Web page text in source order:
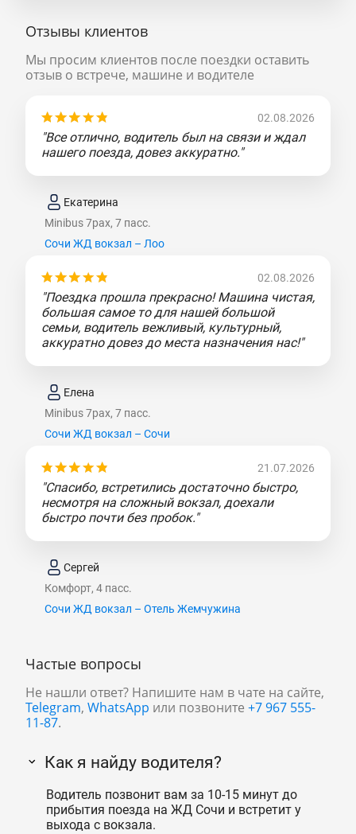
Отзывы клиентов
Мы просим клиентов после поездки оставить
отзыв о встрече, машине и водителе
02.08.2026
"Все отлично, водитель был на связи и ждал
нашего поезда, довез аккуратно."
Екатерина
Minibus 7pax, 7 пасс.
Сочи ЖД вокзал – Лоо
02.08.2026
"Поездка прошла прекрасно! Машина чистая,
большая самое то для нашей большой
семьи, водитель вежливый, культурный,
аккуратно довез до места назначения нас!"
Елена
Minibus 7pax, 7 пасс.
Сочи ЖД вокзал – Сочи
21.07.2026
"Спасибо, встретились достаточно быстро,
несмотря на сложный вокзал, доехали
быстро почти без пробок."
Сергей
Комфорт, 4 пасс.
Сочи ЖД вокзал – Отель Жемчужина
Частые вопросы
Не нашли ответ? Напишите нам в чате на сайте,
Telegram, WhatsApp или позвоните +7 967 555-
11-87.
Как я найду водителя?
Водитель позвонит вам за 10-15 минут до
прибытия поезда на ЖД Сочи и встретит у
выхода с вокзала.